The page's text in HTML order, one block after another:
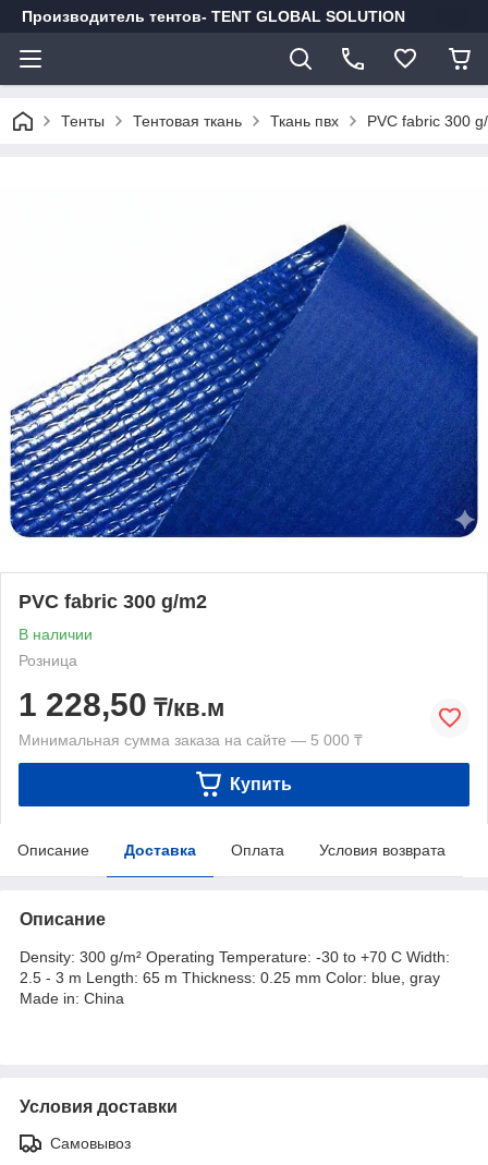
Производитель тентов- TENT GLOBAL SOLUTION
Тенты Тентовая ткань Ткань пвх PVC fabric 300
PVC fabric 300 g/m2
В наличии
Розница
1 228,50 ₸/кв.м
Минимальная сумма заказа на сайте — 5 000 ₸
Купить
Описание Доставка Оплата Условия возврата
Описание
Density: 300 g/m² Operating Temperature: -30 to +70 C Width:
2.5 - 3 m Length: 65 m Thickness: 0.25 mm Color: blue, gray
Made in: China
Условия доставки
Самовывоз